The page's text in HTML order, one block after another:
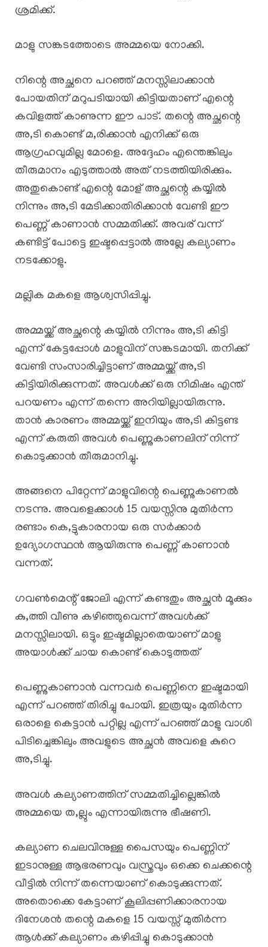
ശ്രമിക്ക്.
മാളു സങ്കടത്തോടെ അമ്മയെ നോക്കി.
നിന്റെ അച്ഛനെ പറഞ്ഞ് മനസ്സിലാക്കാൻ
പോയതിന് മറുപടിയായി കിട്ടിയതാണ് എന്റെ
കവിളത്ത് കാണുന്ന ഈ പാട്. തന്റെ അച്ഛന്റെ
അ,ടി കൊണ്ട് മ,രിക്കാൻ എനിക്ക് ഒരു
ആഗ്രഹവുമില്ല മോളെ. അദ്ദേഹം എന്തെങ്കിലും
തീരുമാനം എടുത്താൽ അത് നടത്തിയിരിക്കും.
അതുകൊണ്ട് എന്റെ മോള് അച്ഛന്റെ കയ്യിൽ
നിന്നും അ,ടി മേടിക്കാതിരിക്കാൻ വേണ്ടി ഈ
പെണ്ണ് കാണാൻ സമ്മതിക്ക്. അവര് വന്ന്
കണ്ടിട്ട് പോട്ടെ ഇഷ്ടപ്പെട്ടാൽ അല്ലേ കല്യാണം
നടക്കോളു.
മല്ലിക മകളെ ആശ്വസിപ്പിച്ചു.
അമ്മയ്ക്ക് അച്ഛന്റെ കയ്യിൽ നിന്നും അ,ടി കിട്ടി
എന്ന് കേട്ടപ്പോൾ മാളുവിന് സങ്കടമായി. തനിക്ക്
വേണ്ടി സംസാരിച്ചിട്ടാണ് അമ്മയ്ക്ക് അ,ടി
കിട്ടിയിരിക്കുന്നത്. അവൾക്ക് ഒരു നിമിഷം എന്ത്
പറയണം എന്ന് തന്നെ അറിയില്ലായിരുന്നു.
താൻ കാരണം അമ്മയ്ക്ക് ഇനിയും അ,ടി കിട്ടണ്ട
എന്ന് കരുതി അവൾ പെണ്ണുകാണലിന് നിന്ന്
കൊടുക്കാൻ തീരുമാനിച്ചു.
അങ്ങനെ പിറ്റേന്ന് മാളുവിന്റെ പെണ്ണുകാണൽ
നടന്നു. അവളെക്കാൾ 15 വയസ്സിനു മുതിർന്ന
രണ്ടാം കെ,ട്ടുകാരനായ ഒരു സർക്കാർ
ഉദ്യോഗസ്ഥൻ ആയിരുന്നു പെണ്ണ് കാണാൻ
വന്നത്.
ഗവൺമെന്റ് ജോലി എന്ന് കണ്ടതും അച്ഛൻ മൂക്കും
കു,ത്തി വീണു കഴിഞ്ഞുവെന്ന് അവൾക്ക്
മനസ്സിലായി. ഒട്ടും ഇഷ്ടമില്ലാതെയാണ് മാളു
അയാൾക്ക് ചായ കൊണ്ട് കൊടുത്തത്
പെണ്ണുകാണാൻ വന്നവർ പെണ്ണിനെ ഇഷ്ടമായി
എന്ന് പറഞ്ഞ് തിരിച്ചു പോയി. ഇത്രയും മുതിർന്ന
ഒരാളെ കെട്ടാൻ പറ്റില്ല എന്ന് പറഞ്ഞ് മാളു വാശി
പിടിച്ചെങ്കിലും അവളുടെ അച്ഛൻ അവളെ കുറെ
അ,ടിച്ചു.
അവൾ കല്യാണത്തിന് സമ്മതിച്ചില്ലെങ്കിൽ
അമ്മയെ ത,ല്ലും എന്നായിരുന്നു ഭീഷണി.
കല്യാണ ചെലവിനുള്ള പൈസയും പെണ്ണിന്
ഇടാനുള്ള ആഭരണവും വസ്ത്രവും ഒക്കെ ചെക്കന്റെ
വീട്ടിൽ നിന്ന് തന്നെയാണ് കൊടുക്കുന്നത്.
അതൊക്കെ കേട്ടാണ് കൂലിപ്പണിക്കാരനായ
ദിനേശൻ തന്റെ മകളെ 15 വയസ്സ് മുതിർന്ന
ആൾക്ക് കല്യാണം കഴിപ്പിച്ചു കൊടുക്കാൻ